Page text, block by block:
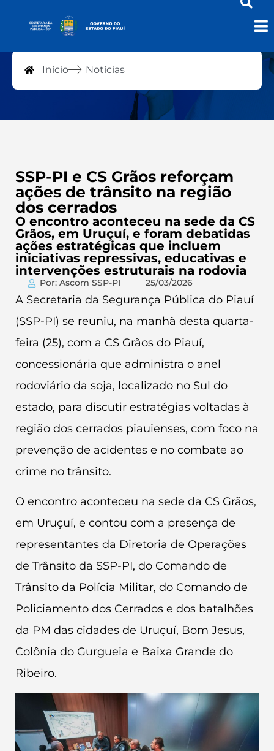
Notícias
Início Notícias
SSP-PI e CS Grãos reforçam
ações de trânsito na região
dos cerrados
O encontro aconteceu na sede da CS
Grãos, em Uruçuí, e foram debatidas
ações estratégicas que incluem
iniciativas repressivas, educativas e
intervenções estruturais na rodovia
Por: Ascom SSP-PI 25/03/2026
A Secretaria da Segurança Pública do Piauí
(SSP-PI) se reuniu, na manhã desta quarta-
feira (25), com a CS Grãos do Piauí,
concessionária que administra o anel
rodoviário da soja, localizado no Sul do
estado, para discutir estratégias voltadas à
região dos cerrados piauienses, com foco na
prevenção de acidentes e no combate ao
crime no trânsito.
O encontro aconteceu na sede da CS Grãos,
em Uruçuí, e contou com a presença de
representantes da Diretoria de Operações
de Trânsito da SSP-PI, do Comando de
Trânsito da Polícia Militar, do Comando de
Policiamento dos Cerrados e dos batalhões
da PM das cidades de Uruçuí, Bom Jesus,
Colônia do Gurgueia e Baixa Grande do
Ribeiro.